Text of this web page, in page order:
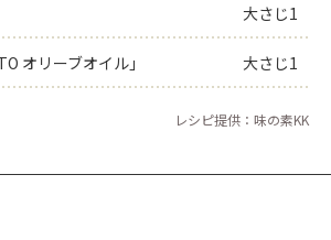
大さじ1
オリーブオイル」 大さじ1
レシピ提供：味の素KK